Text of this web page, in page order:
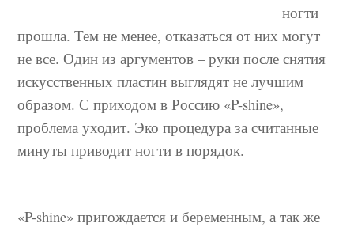
ногти
прошла. Тем не менее, отказаться от них могут
не все. Один из аргументов – руки после снятия
искусственных пластин выглядят не лучшим
образом. С приходом в Россию «P-shine»,
проблема уходит. Эко процедура за считанные
минуты приводит ногти в порядок.
«P-shine» пригождается и беременным, а так же